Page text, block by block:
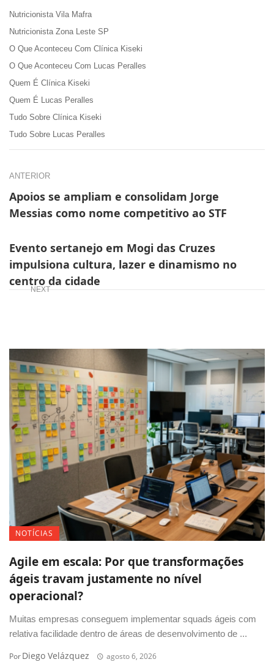
Nutricionista Vila Mafra
Nutricionista Zona Leste SP
O Que Aconteceu Com Clínica Kiseki
O Que Aconteceu Com Lucas Peralles
Quem É Clínica Kiseki
Quem É Lucas Peralles
Tudo Sobre Clínica Kiseki
Tudo Sobre Lucas Peralles
ANTERIOR
Apoios se ampliam e consolidam Jorge
Messias como nome competitivo ao STF
NEXT
Evento sertanejo em Mogi das Cruzes
impulsiona cultura, lazer e dinamismo no
centro da cidade
NOTÍCIAS
Agile em escala: Por que transformações
ágeis travam justamente no nível
operacional?
Muitas empresas conseguem implementar squads ágeis com
relativa facilidade dentro de áreas de desenvolvimento de ...
PorDiego Velázquez agosto 6, 2026